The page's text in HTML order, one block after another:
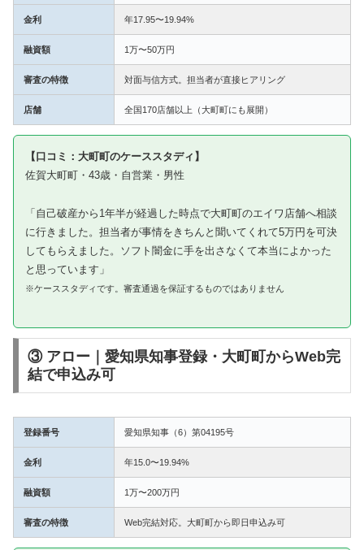
金利 年17.95〜19.94%
融資額 1万〜50万円
審査の特徴 対面与信方式。担当者が直接ヒアリング
店舗 全国170店舗以上（大町町にも展開）
【口コミ：大町町のケーススタディ】
佐賀大町町・43歳・自営業・男性
「自己破産から1年半が経過した時点で大町町のエイワ店舗へ相談
に行きました。担当者が事情をきちんと聞いてくれて5万円を可決
してもらえました。ソフト闇金に手を出さなくて本当によかった
と思っています」
※ケーススタディです。審査通過を保証するものではありません
③ アロー｜愛知県知事登録・大町町からWeb完
結で申込み可
登録番号 愛知県知事（6）第04195号
金利 年15.0〜19.94%
融資額 1万〜200万円
審査の特徴 Web完結対応。大町町から即日申込み可